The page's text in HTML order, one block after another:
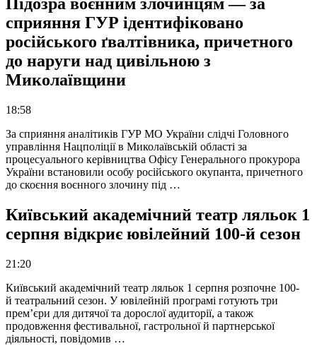
Підозра воєнним злочинцям — за
сприяння ГУР ідентифіковано
російського ґвалтівника, причетного
до наруги над цивільною з
Миколаївщини
18:58
За сприяння аналітиків ГУР МО України слідчі Головного
управління Нацполіції в Миколаївській області за
процесуального керівництва Офісу Генерального прокурора
України встановили особу російського окупанта, причетного
до скоєння воєнного злочину під …
Київський академічний театр ляльок 1
серпня відкриє ювілейний 100-й сезон
21:20
Київський академічний театр ляльок 1 серпня розпочне 100-
й театральний сезон. У ювілейній програмі готують три
прем’єри для дитячої та дорослої аудиторії, а також
продовження фестивальної, гастрольної й партнерської
діяльності, повідомив …